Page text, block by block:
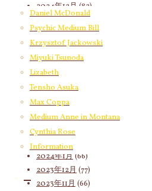
Daniel McDonald
Psychic Medium Bill
Krzysztof Jackowski
Miyuki Tsunoda
Lizabeth
Tensho Asuka
Max Coppa
Medium Anne in Montana
Cynthia Rose
Information
2024年12月 (82)
2024年11月(53)
2024年10月(65)
2024年9月(58)
2024年8月(65)
2024年7月
2024年6月(72)
2024年5月
2024年4月(72)
2024年3月(70)
2024年2月
2024年1月 (66)
2023年12月 (77)
2023年11月 (66)